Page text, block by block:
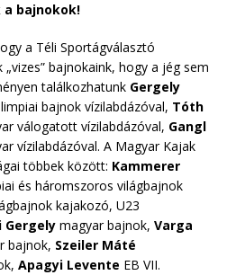
bajnokok!
a Téli Sportágválasztó
bajnokaink, hogy a jég sem
találkozhatunk Gergely
bajnok vízilabdázóval, Tóth
válogatott vízilabdázóval, Gangl
vízilabdázóval. A Magyar Kajak
többek között: Kammerer
és háromszoros világbajnok
kajakozó, U23
Gergely magyar bajnok, Varga
bajnok, Szeiler Máté
Apagyi Levente EB VII.